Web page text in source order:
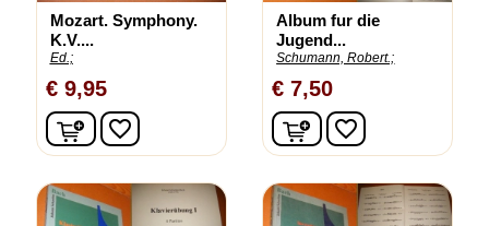
Mozart. Symphony.
K.V....
Ed.;
€ 9,95
In winkelwagen
favorite_border
Album fur die
Jugend...
Schumann, Robert.;
€ 7,50
In winkelwagen
favorite_border